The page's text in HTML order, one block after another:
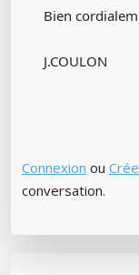
Bien
J.COULON
Connexion ou
conversation.